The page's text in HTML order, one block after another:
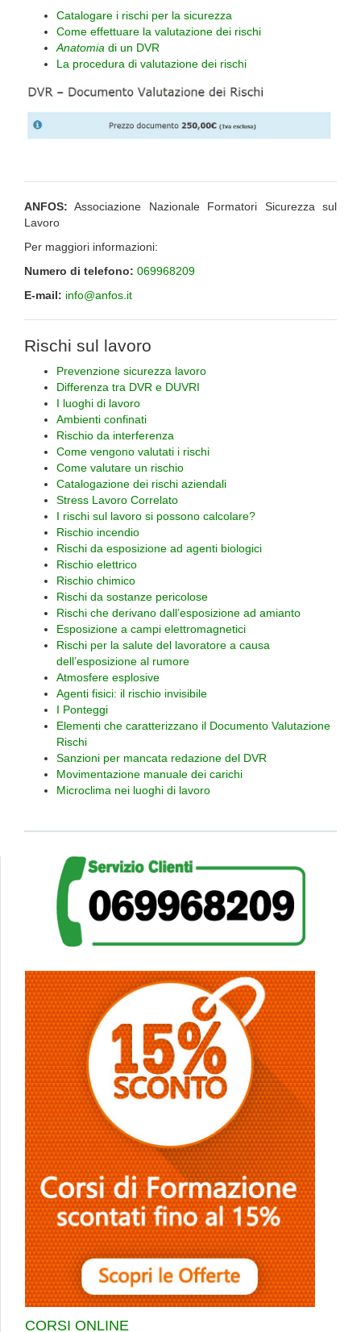
Catalogare i rischi per la sicurezza
Come effettuare la valutazione dei rischi
Anatomia di un DVR
La procedura di valutazione dei rischi
ANFOS: Associazione Nazionale Formatori Sicurezza sul
Lavoro
Per maggiori informazioni:
Numero di telefono: 069968209
E-mail: info@anfos.it
Rischi sul lavoro
Prevenzione sicurezza lavoro
Differenza tra DVR e DUVRI
I luoghi di lavoro
Ambienti confinati
Rischio da interferenza
Come vengono valutati i rischi
Come valutare un rischio
Catalogazione dei rischi aziendali
Stress Lavoro Correlato
I rischi sul lavoro si possono calcolare?
Rischio incendio
Rischi da esposizione ad agenti biologici
Rischio elettrico
Rischio chimico
Rischi da sostanze pericolose
Rischi che derivano dall’esposizione ad amianto
Esposizione a campi elettromagnetici
Rischi per la salute del lavoratore a causa
dell’esposizione al rumore
Atmosfere esplosive
Agenti fisici: il rischio invisibile
I Ponteggi
Elementi che caratterizzano il Documento Valutazione
Rischi
Sanzioni per mancata redazione del DVR
Movimentazione manuale dei carichi
Microclima nei luoghi di lavoro
CORSI ONLINE